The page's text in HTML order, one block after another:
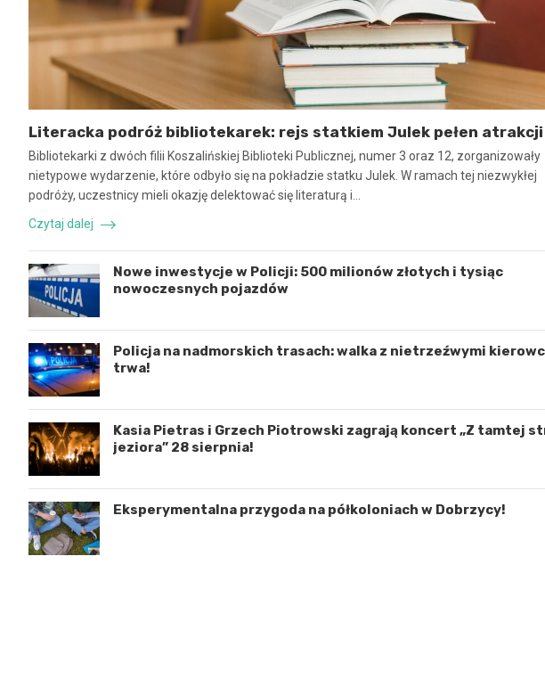
Literacka podróż bibliotekarek: rejs statkiem Julek pełen atrakcji
Bibliotekarki z dwóch filii Koszalińskiej Biblioteki Publicznej, numer 3 oraz 12, zorganizowały
nietypowe wydarzenie, które odbyło się na pokładzie statku Julek. W ramach tej niezwykłej
podróży, uczestnicy mieli okazję delektować się literaturą i…
Czytaj dalej
Nowe inwestycje w Policji: 500 milionów złotych i tysiąc
nowoczesnych pojazdów
Policja na nadmorskich trasach: walka z nietrzeźwymi
trwa!
Kasia Pietras i Grzech Piotrowski zagrają koncert „Z tamtej
jeziora” 28 sierpnia!
Eksperymentalna przygoda na półkoloniach w Dobrzycy!